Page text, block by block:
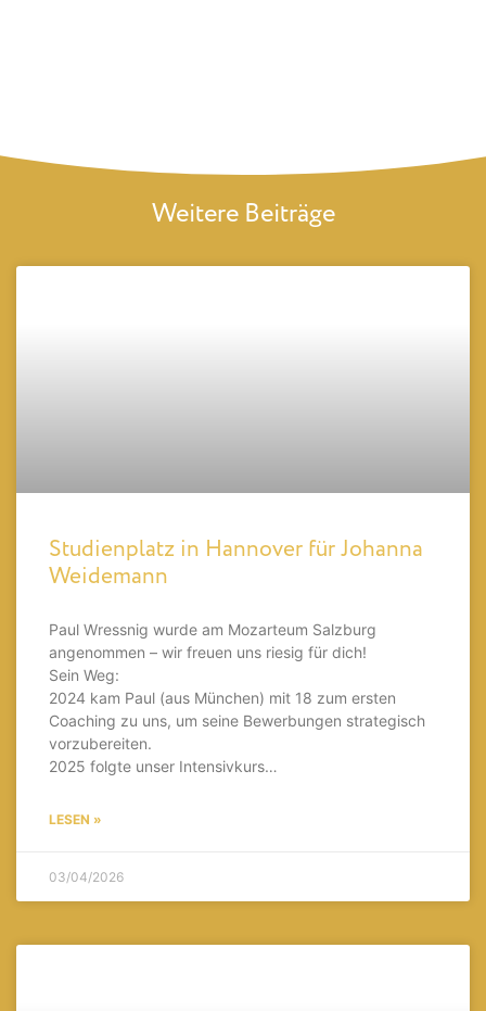
Weitere Beiträge
Studienplatz in Hannover für Johanna
Weidemann
Paul Wressnig wurde am Mozarteum Salzburg
angenommen – wir freuen uns riesig für dich!
Sein Weg:
2024 kam Paul (aus München) mit 18 zum ersten
Coaching zu uns, um seine Bewerbungen strategisch
vorzubereiten.
2025 folgte unser Intensivkurs…
LESEN »
03/04/2026